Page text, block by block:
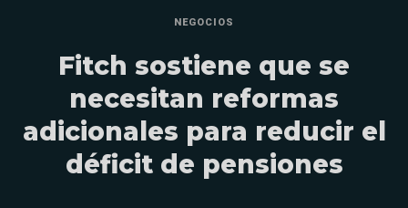
NEGOCIOS
Fitch sostiene que se
necesitan reformas
adicionales para reducir el
déficit de pensiones